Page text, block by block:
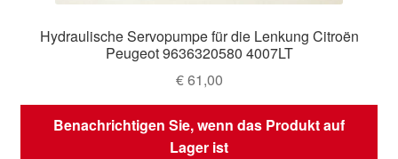
Hydraulische Servopumpe für die Lenkung Citroën
Peugeot 9636320580 4007LT
€61,00
Benachrichtigen Sie, wenn das Produkt auf
Lager ist